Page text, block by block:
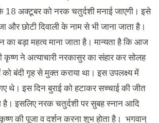
18 अक्‍टूबर को नरक चतुर्दशी मनाई जाएगी। इसे
और छोटी द‍िवाली के नाम से भी जाना जाता है।
का बड़ा महत्‍व माना जाता है। मान्‍यता है क‍ि आज
कृष्ण ने अत्याचारी नरकासुर का संहार कर सोलह
बंदी गृह से मुक्‍त कराया था। इस उपलक्ष्‍य में
थे। इस द‍िन बुराई को हटाकर सच्‍चाई की जीत
है। इसल‍िए नरक चतुर्दशी पर सुबह स्‍नान आद‍ि
की पूजा व दर्शन करना शुभ होता है। भगवान्